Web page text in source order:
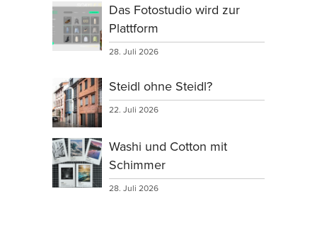
Das Fotostudio wird zur
Plattform
28. Juli 2026
Steidl ohne Steidl?
22. Juli 2026
Washi und Cotton mit
Schimmer
28. Juli 2026